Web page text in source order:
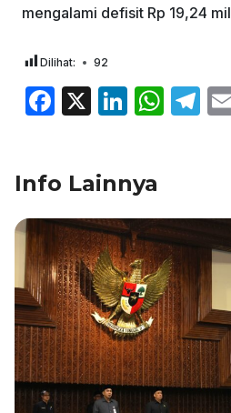
mengalami defisit Rp 19,24
Dilihat: 92
F
e
b
o
o
k
X
Li
e
dI
n
W
A
p
p
T
a
m
Info Lainnya